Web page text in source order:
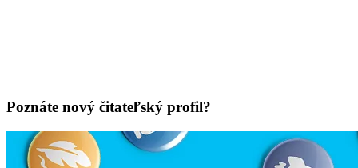
Poznáte nový čitateľský profil?